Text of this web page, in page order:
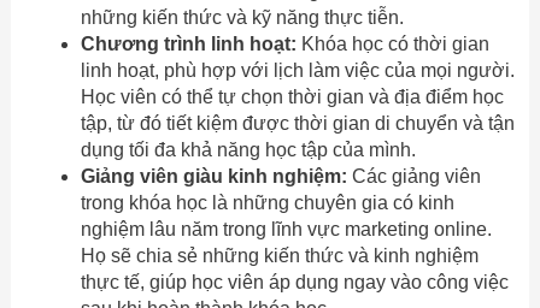
những kiến thức và kỹ năng thực tiễn.
Chương trình linh hoạt: Khóa học có thời gian
linh hoạt, phù hợp với lịch làm việc của mọi người.
Học viên có thể tự chọn thời gian và địa điểm học
tập, từ đó tiết kiệm được thời gian di chuyển và tận
dụng tối đa khả năng học tập của mình.
Giảng viên giàu kinh nghiệm: Các giảng viên
trong khóa học là những chuyên gia có kinh
nghiệm lâu năm trong lĩnh vực marketing online.
Họ sẽ chia sẻ những kiến thức và kinh nghiệm
thực tế, giúp học viên áp dụng ngay vào công việc